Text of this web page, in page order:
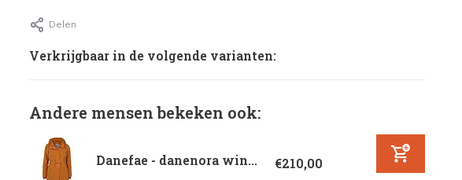
Delen
Verkrijgbaar in de volgende varianten:
Andere mensen bekeken ook:
Danefae - danenora win... €210,00